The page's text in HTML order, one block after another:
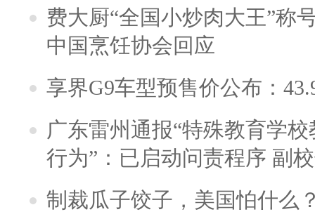
费大厨“全国小炒肉大王”称
中国烹饪协会回应
享界G9车型预售价公布：
广东雷州通报“特殊教育学
行为”：已启动问责程序 副
制裁瓜子饺子，美国怕什么